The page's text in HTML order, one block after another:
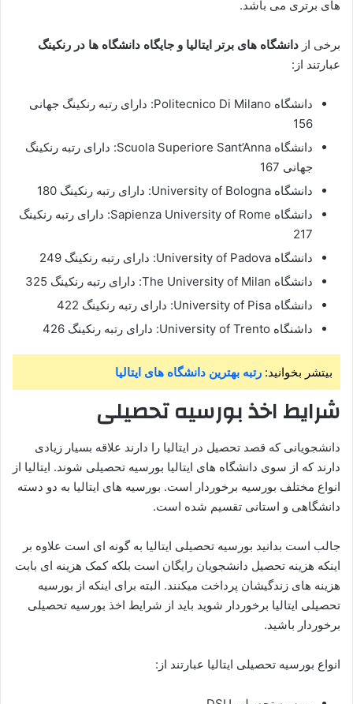
های برتری می باشد.
برخی از دانشگاه های برتر ایتالیا و جایگاه دانشگاه ها در رنکینگ
عبارتند از:
دانشگاه Politecnico Di Milano: دارای رتبه رنکینگ جهانی
156
دانشگاه Scuola Superiore Sant’Anna: دارای رتبه رنکینگ
جهانی 167
دانشگاه University of Bologna: دارای رتبه رنکینگ 180
دانشگاه Sapienza University of Rome: دارای رتبه رنکینگ
217
دانشگاه University of Padova: دارای رتبه رنکینگ 249
دانشگاه The University of Milan: دارای رتبه رنکینگ 325
دانشگاه University of Pisa: دارای رتبه رنکینگ 422
داشنگاه University of Trento: دارای رتبه رنکینگ 426
بیتشر بخوانید: رتبه بهترین دانشگاه های ایتالیا
شرایط اخذ بورسیه تحصیلی
دانشجویانی که قصد تحصیل در ایتالیا را دارند علاقه بسیار زیادی
دارند که از سوی دانشگاه های ایتالیا بورسیه تحصیلی شوند. ایتالیا از
انواع مختلف بورسیه برخوردار است. بورسیه های ایتالیا به دو دسته
دانشگاهی و استانی تقسیم شده است.
جالب است بدانید بورسیه تحصیلی ایتالیا به گونه ای است علاوه بر
اینکه هزینه تحصیل دانشجویان رایگان است بلکه کمک هزینه ای بابت
هزینه های زندگیشان پرداخت میکنند. البته برای اینکه از بورسیه
تحصیلی ایتالیا برخوردار شوید باید از شرایط اخذ بورسیه تحصیلی
برخوردار باشید.
انواع بورسیه تحصیلی ایتالیا عبارتند از: